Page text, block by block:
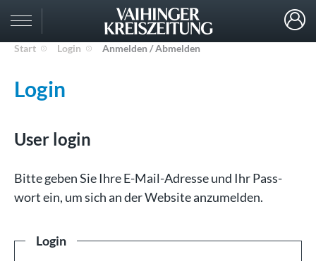
Start Login Anmelden / Abmelden
Login
User login
Bit­te ge­ben Sie Ih­re E-Mail-Adresse und Ihr Pass­
wort ein, um sich an der Web­site an­zu­mel­den.
Login